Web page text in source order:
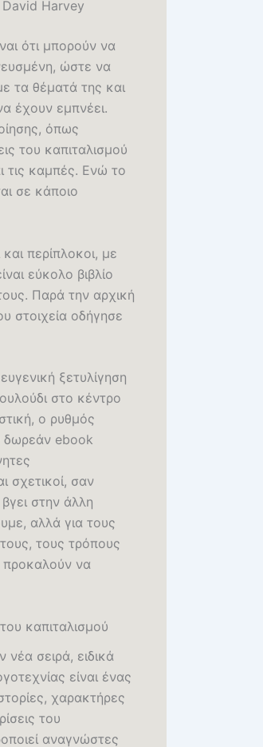
David Harvey
ότι μπορούν να
ώστε να
τα θέματά της και
έχουν εμπνέει.
όπως
του καπιταλισμού
τις καμπές. Ενώ το
σε κάποιο
περίπλοκοι, με
εύκολο βιβλίο
Παρά την αρχική
στοιχεία οδήγησε
ξετυλίγηση
στο κέντρο
ο ρυθμός
δωρεάν ebook
σχετικοί, σαν
στην άλλη
αλλά για τους
τους τρόπους
προκαλούν να
καπιταλισμού
σειρά, ειδικά
είναι ένας
χαρακτήρες
του
αναγνώστες